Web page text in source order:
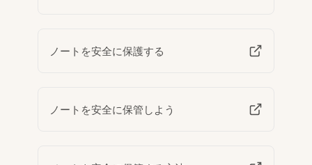
ノートを安全に保護する
ノートを安全に保管しよう